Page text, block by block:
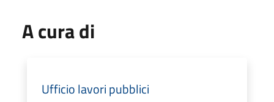
A cura di
Ufficio lavori pubblici